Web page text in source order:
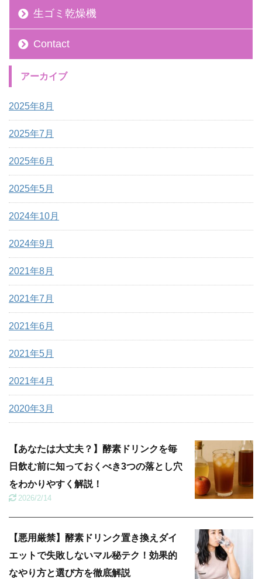
生ゴミ乾燥機
Contact
アーカイブ
2025年8月
2025年7月
2025年6月
2025年5月
2024年10月
2024年9月
2021年8月
2021年7月
2021年6月
2021年5月
2021年4月
2020年3月
【あなたは大丈夫？】酵素ドリンクを毎
日飲む前に知っておくべき3つの落とし穴
をわかりやすく解説！
2026/2/14
【悪用厳禁】酵素ドリンク置き換えダイ
エットで失敗しないマル秘テク！効果的
なやり方と選び方を徹底解説